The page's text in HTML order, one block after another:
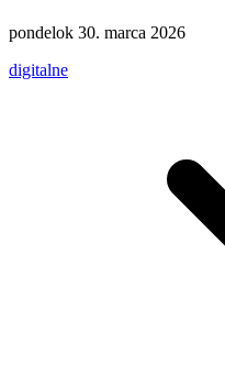
pondelok 30. marca 2026
digitalne